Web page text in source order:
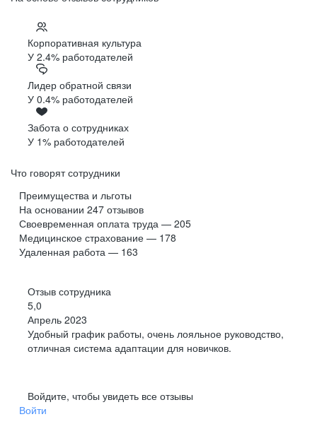
Корпоративная культура
У 2.4% работодателей
Лидер обратной связи
У 0.4% работодателей
Забота о сотрудниках
У 1% работодателей
Что говорят сотрудники
Преимущества и льготы
На основании 247 отзывов
Своевременная оплата труда — 205
Медицинское страхование — 178
Удаленная работа — 163
Отзыв сотрудника
5,0
Апрель 2023
Удобный график работы, очень лояльное руководство,
отличная система адаптации для новичков.
Войдите, чтобы увидеть все отзывы
Войти